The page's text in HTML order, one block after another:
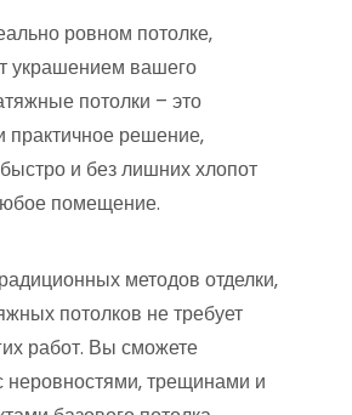
ровном потолке‚
украшением вашего
потолки – это
решение‚
и без лишних хлопот
помещение.
методов отделки‚
потолков не требует
работ. Вы сможете
неровностями‚ трещинами и